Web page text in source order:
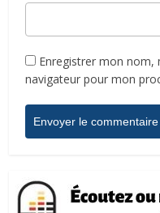
Enregistrer mon nom,
navigateur pour mon